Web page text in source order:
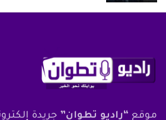
موقع “راديو تطوان” جريدة